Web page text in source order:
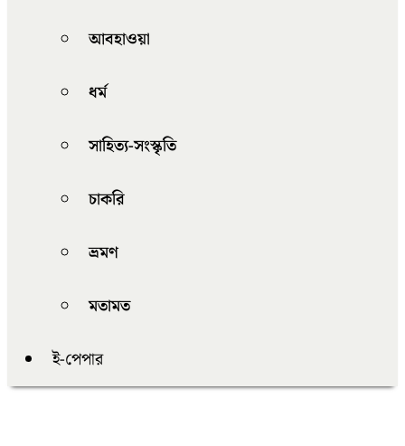
আবহাওয়া
ধর্ম
সাহিত্য-সংস্কৃতি
চাকরি
ভ্রমণ
মতামত
ই-পেপার